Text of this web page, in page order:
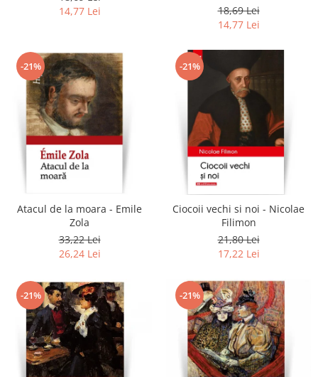
14,77 Lei
18,69 Lei
14,77 Lei
-21%
Atacul de la moara - Emile
Zola
33,22 Lei
26,24 Lei
-21%
Ciocoii vechi si noi - Nicolae
Filimon
21,80 Lei
17,22 Lei
-21% -21%